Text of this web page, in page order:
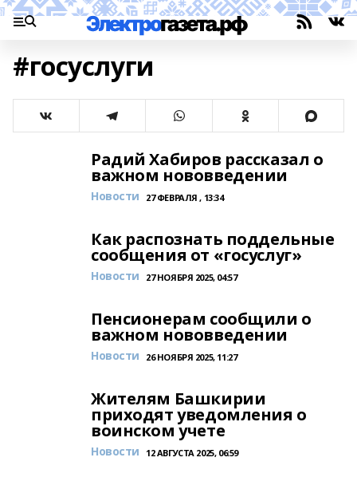
#госуслуги
Радий Хабиров рассказал о
важном нововведении
Новости 27 ФЕВРАЛЯ , 13:34
Как распознать поддельные
сообщения от «госуслуг»
Новости 27 НОЯБРЯ 2025, 04:57
Пенсионерам сообщили о
важном нововведении
Новости 26 НОЯБРЯ 2025, 11:27
Жителям Башкирии
приходят уведомления о
воинском учете
Новости 12 АВГУСТА 2025, 06:59